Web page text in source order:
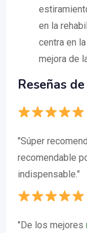
en la
centra en
mejora de
Reseñas
"Súper
recomendable
indispensable."
"De los mejores